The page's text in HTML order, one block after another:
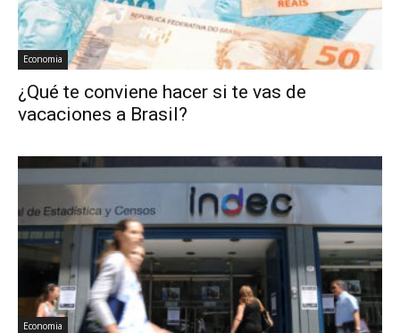
Economia
¿Qué te conviene hacer si te vas de
vacaciones a Brasil?
Economia